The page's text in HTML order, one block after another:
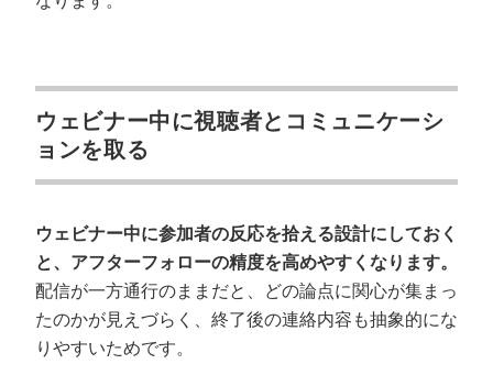
ウェビナー中に視聴者とコミュニケーシ
ョンを取る
ウェビナー中に参加者の反応を拾える設計にしておく
と、アフターフォローの精度を高めやすくなります。
配信が一方通行のままだと、どの論点に関心が集まっ
たのかが見えづらく、終了後の連絡内容も抽象的にな
りやすいためです。